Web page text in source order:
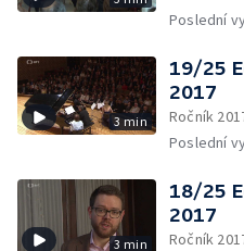
Poslední
3 min
19/25
2017
Ročník
Poslední
3 min
18/25
2017
Ročník